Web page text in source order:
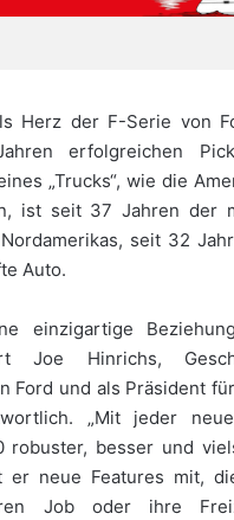
Herz der F-Serie von
erfolgreichen
„Trucks“, wie die
ist seit 37 Jahren der
seit 32
Auto.
einzigartige
Joe Hinrichs,
Ford und als Präsident
„Mit jeder
robuster, besser und
er neue Features mit,
Job oder ihre